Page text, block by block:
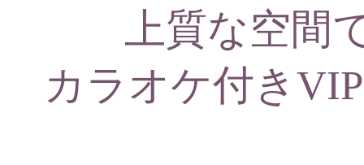
上質な空間
カラオケ付き